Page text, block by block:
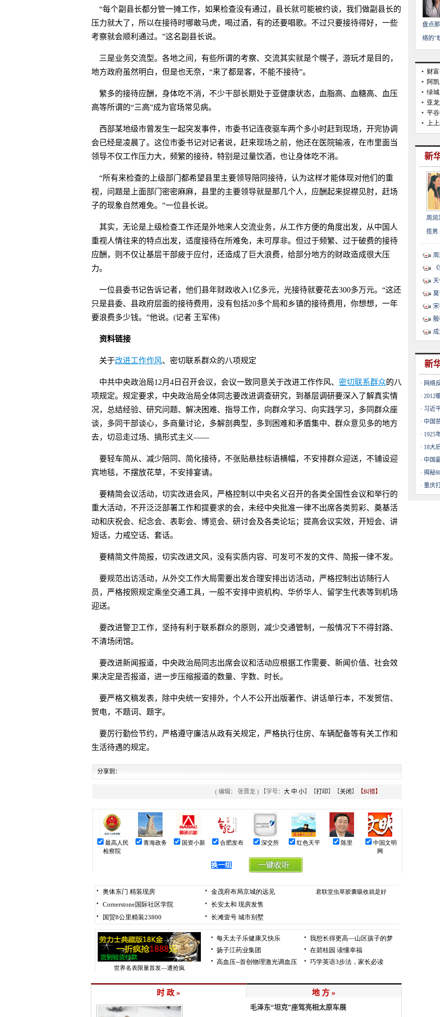
“每个副县长都分管一摊工作，如果检查没有通过，县长就可能被约谈，我们做副县长的
压力就大了，所以在接待时哪敢马虎，喝过酒，有的还要唱歌。不过只要接待得好，一些
考察就会顺利通过。”这名副县长说。
三是业务交流型。各地之间，有些所谓的考察、交流其实就是个幌子，游玩才是目的，
地方政府虽然明白，但是也无奈，“来了都是客，不能不接待”。
繁多的接待应酬，身体吃不消，不少干部长期处于亚健康状态，血脂高、血糖高、血压
高等所谓的“三高”成为官场常见病。
西部某地级市曾发生一起突发事件，市委书记连夜驱车两个多小时赶到现场，开完协调
会已经是凌晨了。这位市委书记对记者说，赶来现场之前，他还在医院输液，在市里面当
领导不仅工作压力大，频繁的接待，特别是过量饮酒，也让身体吃不消。
“所有来检查的上级部门都希望县里主要领导陪同接待，认为这样才能体现对他们的重
视，问题是上面部门密密麻麻，县里的主要领导就是那几个人，应酬起来捉襟见肘，赶场
子的现象自然难免。”一位县长说。
其实，无论是上级检查工作还是外地来人交流业务，从工作方便的角度出发，从中国人
重视人情往来的特点出发，适度接待在所难免，未可厚非。但过于频繁、过于破费的接待
应酬，则不仅让基层干部疲于应付，还造成了巨大浪费，给部分地方的财政造成很大压
力。
一位县委书记告诉记者，他们县年财政收入1亿多元，光接待就要花去300多万元。“这还
只是县委、县政府层面的接待费用，没有包括20多个局和乡镇的接待费用，你想想，一年
要浪费多少钱。”他说。(记者 王军伟)
资料链接
关于改进工作作风、密切联系群众的八项规定
中共中央政治局12月4日召开会议，会议一致同意关于改进工作作风、 密切联系群众的八
项规定。规定要求，中央政治局全体同志要改进调查研究，到基层调研要深入了解真实情
况，总结经验、研究问题、解决困难、指导工作，向群众学习、向实践学习，多同群众座
谈，多同干部谈心，多商量讨论，多解剖典型，多到困难和矛盾集中、群众意见多的地方
去，切忌走过场、搞形式主义——
要轻车简从、减少陪同、简化接待，不张贴悬挂标语横幅，不安排群众迎送，不铺设迎
宾地毯，不摆放花草，不安排宴请。
要精简会议活动，切实改进会风，严格控制以中央名义召开的各类全国性会议和举行的
重大活动，不开泛泛部署工作和提要求的会，未经中央批准一律不出席各类剪彩、奠基活
动和庆祝会、纪念会、表彰会、博览会、研讨会及各类论坛；提高会议实效，开短会、讲
短话，力戒空话、套话。
要精简文件简报，切实改进文风，没有实质内容、可发可不发的文件、简报一律不发。
要规范出访活动，从外交工作大局需要出发合理安排出访活动，严格控制出访随行人
员，严格按照规定乘坐交通工具，一般不安排中资机构、华侨华人、留学生代表等到机场
迎送。
要改进警卫工作，坚持有利于联系群众的原则，减少交通管制，一般情况下不得封路、
不清场闭馆。
要改进新闻报道，中央政治局同志出席会议和活动应根据工作需要、新闻价值、社会效
果决定是否报道，进一步压缩报道的数量、字数、时长。
要严格文稿发表，除中央统一安排外，个人不公开出版著作、讲话单行本，不发贺信、
贺电，不题词、题字。
要厉行勤俭节约，严格遵守廉洁从政有关规定，严格执行住房、车辆配备等有关工作和
生活待遇的规定。
分享到：
( 编辑： 张晋龙 ) 【字号： 大 中 小】【打印】【关闭 】 【纠错】
时 政 » 地 方 »
毛泽东“坦克”座驾亮相太原车展
盘点
络的"
新
周润
揽男
天
莫
成
新
· 网络
· 2012
· 习近
· 中国
· 1925
· 18大
市图
· 中国
· 揭秘
· 重庆